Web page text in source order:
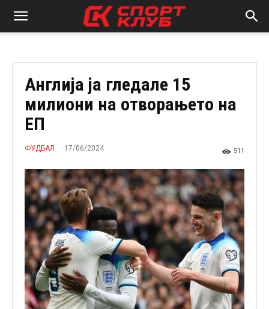
Англија ја гледале 15
милиони на отворањето на
ЕП
ФУДБАЛ 17/06/2024 511